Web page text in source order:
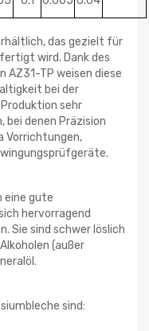
das gezielt für
wird. Dank des
AZ31-TP weisen diese
bei der
sehr
bei denen Präzision
Vorrichtungen,
eine gute
hervorragend
Sie sind schwer löslich
(außer
sind: